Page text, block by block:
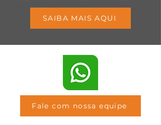
SAIBA MAIS AQUI
Fale com nossa equipe